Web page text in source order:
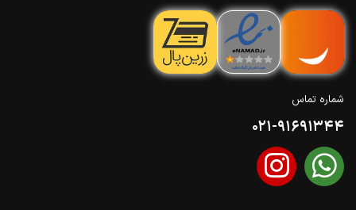
شماره تماس
021-91691344